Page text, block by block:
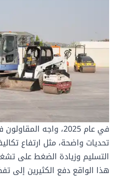
في عام 2025، واجه
تحديات واضحة، مثل ارتفاع
التسليم وزيادة الضغط على
هذا الواقع دفع الكثيرين إلى